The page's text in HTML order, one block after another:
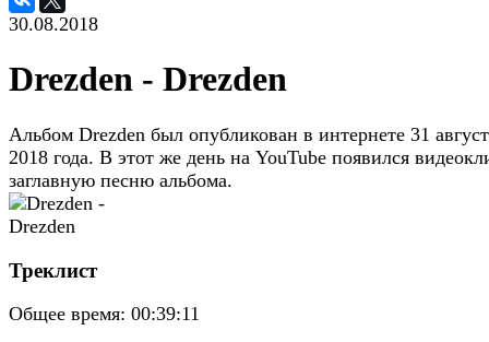
30.08.2018
Drezden - Drezden
Альбом Drezden был опубликован в интернете 31
2018 года. В этот же день на YouTube появился
заглавную песню альбома.
Треклист
Общее время: 00:39:11